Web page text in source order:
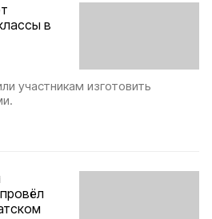
в
участникам изготовить